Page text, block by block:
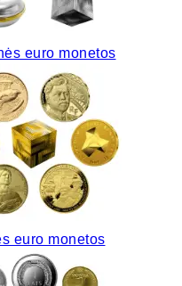
euro monetos
euro monetos